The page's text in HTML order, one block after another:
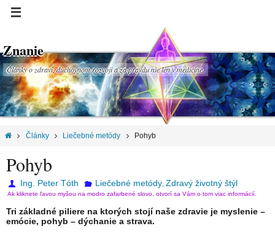
Znanie
Články o zdraví, duchovnom rozvoji a za pravdu nie len v medicíne.
Články Liečebné metódy Pohyb
Pohyb
Ing. Peter Tóth Liečebné metódy, Zdravý životný štýl
Ak kliknete ľavou myšou na modro zafarbené slovo, otvorí sa Vám o tom viac informácií.
Tri základné piliere na ktorých stojí naše zdravie je myslenie –
emócie, pohyb – dýchanie a strava.